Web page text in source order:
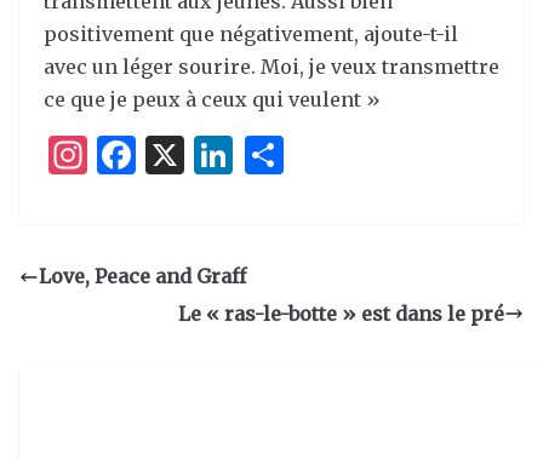
positivement que négativement, ajoute-t-il
avec un léger sourire. Moi, je veux transmettre
ce que je peux à ceux qui veulent »
I
a
F
e
X
Li
e
dI er
Love, Peace and Graff
Le « ras-le-botte » est dans le pré